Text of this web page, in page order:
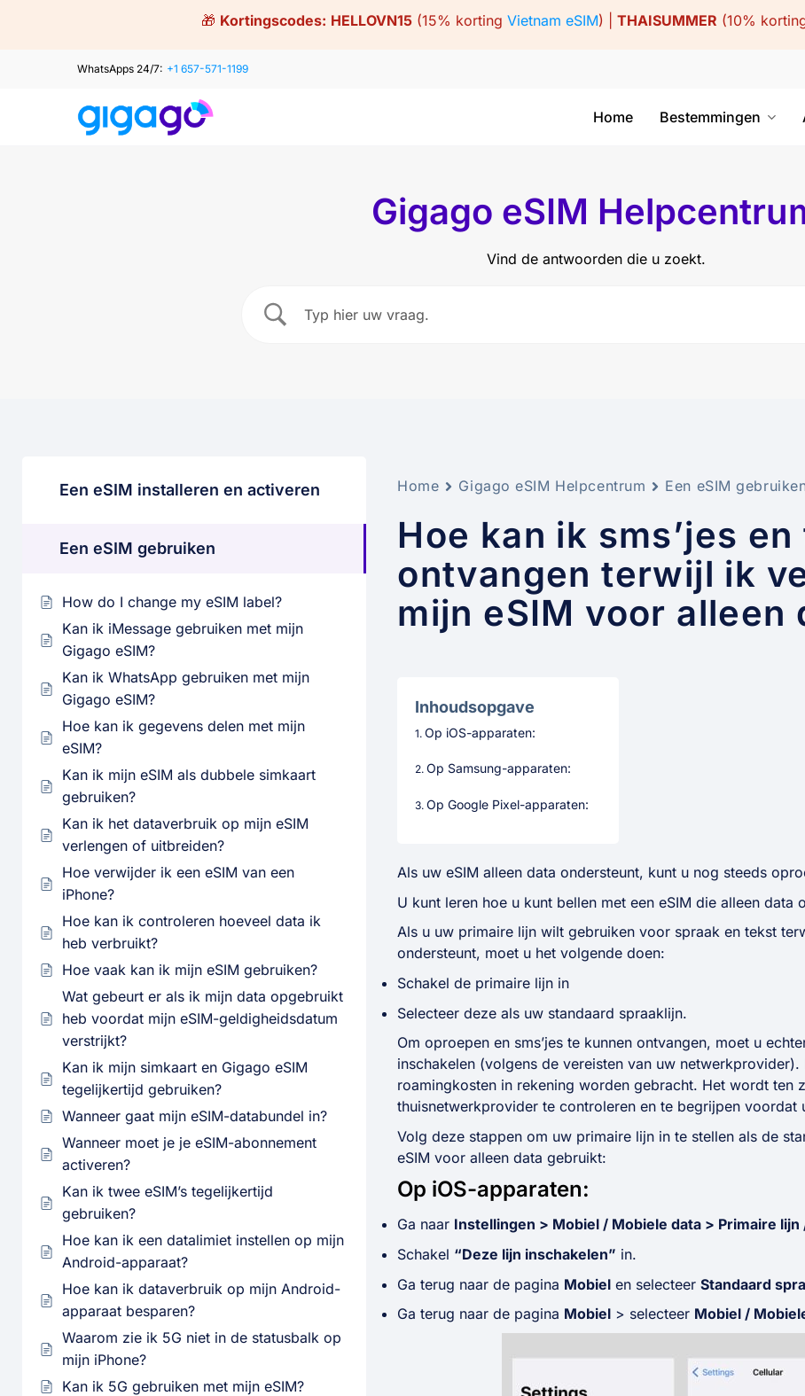
🎁 Kortingscodes: HELLOVN15 (15% korting Vietnam eSIM) | THAISUMMER (10%
WhatsApps 24/7: +1 657-571-1199
Home Bestemmingen
Gigago eSIM
Vind de antwoorden die u zoekt.
Een eSIM installeren en activeren
Een eSIM gebruiken
How do I change my eSIM label?
Kan ik iMessage gebruiken met mijn
Gigago eSIM?
Kan ik WhatsApp gebruiken met mijn
Gigago eSIM?
Hoe kan ik gegevens delen met mijn
eSIM?
Kan ik mijn eSIM als dubbele simkaart
gebruiken?
Kan ik het dataverbruik op mijn eSIM
verlengen of uitbreiden?
Hoe verwijder ik een eSIM van een
iPhone?
Hoe kan ik controleren hoeveel data ik
heb verbruikt?
Hoe vaak kan ik mijn eSIM gebruiken?
Wat gebeurt er als ik mijn data opgebruikt
heb voordat mijn eSIM-geldigheidsdatum
verstrijkt?
Kan ik mijn simkaart en Gigago eSIM
tegelijkertijd gebruiken?
Wanneer gaat mijn eSIM-databundel in?
Wanneer moet je je eSIM-abonnement
activeren?
Kan ik twee eSIM’s tegelijkertijd
gebruiken?
Hoe kan ik een datalimiet instellen op mijn
Android-apparaat?
Hoe kan ik dataverbruik op mijn Android-
apparaat besparen?
Waarom zie ik 5G niet in de statusbalk op
mijn iPhone?
Kan ik 5G gebruiken met mijn eSIM?
Home Gigago eSIM Helpcentrum Een eSIM
Hoe kan ik sms’jes
ontvangen terwijl ik
mijn eSIM voor alleen
Inhoudsopgave
Op iOS-apparaten:
Op Samsung-apparaten:
Op Google Pixel-apparaten:
Als uw eSIM alleen data ondersteunt, kunt u nog steeds
U kunt leren hoe u kunt bellen met een eSIM die alleen data
Als u uw primaire lijn wilt gebruiken voor spraak en tekst
ondersteunt, moet u het volgende doen:
Schakel de primaire lijn in
Selecteer deze als uw standaard spraaklijn.
Om oproepen en sms’jes te kunnen ontvangen, moet u
inschakelen (volgens de vereisten van uw
roamingkosten in rekening worden gebracht. Het wordt ten
thuisnetwerkprovider te controleren en te begrijpen voordat
Volg deze stappen om uw primaire lijn in te stellen als de
eSIM voor alleen data gebruikt:
Op iOS-apparaten:
Ga naar Instellingen > Mobiel / Mobiele data > Primaire lijn
Schakel “Deze lijn inschakelen” in.
Ga terug naar de pagina Mobiel en selecteerStandaard
Ga terug naar de pagina Mobiel > selecteer Mobiel /